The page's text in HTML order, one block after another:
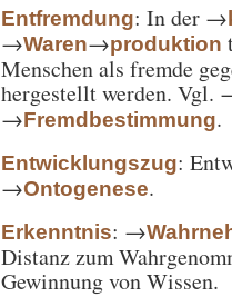
Entfremdung: In der →
→Waren→produktion
Menschen als fremde
hergestellt werden. Vgl.
→Fremdbestimmung.
Entwicklungszug:
→Ontogenese.
Erkenntnis: →
Distanz zum
Gewinnung von Wissen.